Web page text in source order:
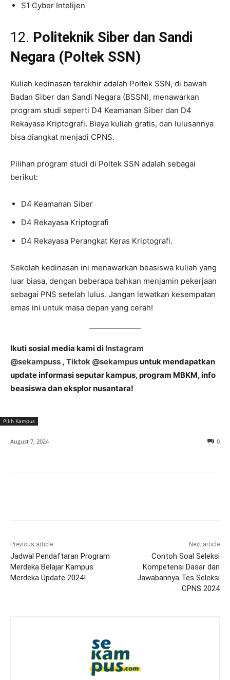
S1 Cyber Intelijen
12. Politeknik Siber dan Sandi
Negara (Poltek SSN)
Kuliah kedinasan terakhir adalah Poltek SSN, di bawah
Badan Siber dan Sandi Negara (BSSN), menawarkan
program studi seperti D4 Keamanan Siber dan D4
Rekayasa Kriptografi. Biaya kuliah gratis, dan lulusannya
bisa diangkat menjadi CPNS.
Pilihan program studi di Poltek SSN adalah sebagai
berikut:
D4 Keamanan Siber
D4 Rekayasa Kriptografi
D4 Rekayasa Perangkat Keras Kriptografi.
Sekolah kedinasan ini menawarkan beasiswa kuliah yang
luar biasa, dengan beberapa bahkan menjamin pekerjaan
sebagai PNS setelah lulus. Jangan lewatkan kesempatan
emas ini untuk masa depan yang cerah!
Ikuti sosial media kami di Instagram
@sekampuss , Tiktok @sekampusuntuk mendapatkan
update informasi seputar kampus, program MBKM, info
beasiswa dan eksplor nusantara!
Pilih Kampus
0
August 7, 2024
Previous article
Jadwal Pendaftaran Program
Merdeka Belajar Kampus
Merdeka Update 2024!
Next article
Contoh Soal Seleksi
Kompetensi Dasar dan
Jawabannya Tes Seleksi
CPNS 2024